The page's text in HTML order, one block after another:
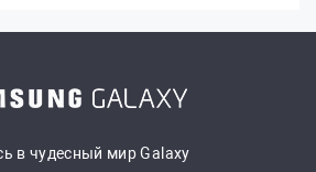
в чудесный мир Galaxy